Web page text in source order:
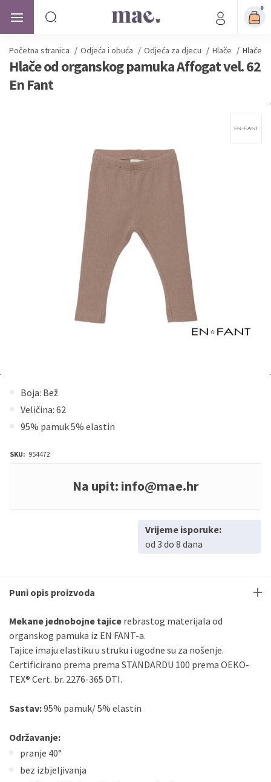
0
Početna stranica / Odjeća i obuća / Odjeća za djecu / Hlače / Hlače
Hlače od organskog pamuka Affogat vel. 62
En Fant
Boja: Bež
Veličina: 62
95% pamuk 5% elastin
SKU: 954472
Na upit: info@mae.hr
Vrijeme isporuke:
od 3 do 8 dana
Puni opis proizvoda
Mekane jednobojne tajice rebrastog materijala od
organskog pamuka iz EN FANT-a.
Tajice imaju elastiku u struku i ugodne su za nošenje.
Certificirano prema prema STANDARDU 100 prema OEKO-
TEX® Cert. br. 2276-365 DTI.
Sastav:95% pamuk/ 5% elastin
Održavanje:
pranje 40°
bez izbjeljivanja